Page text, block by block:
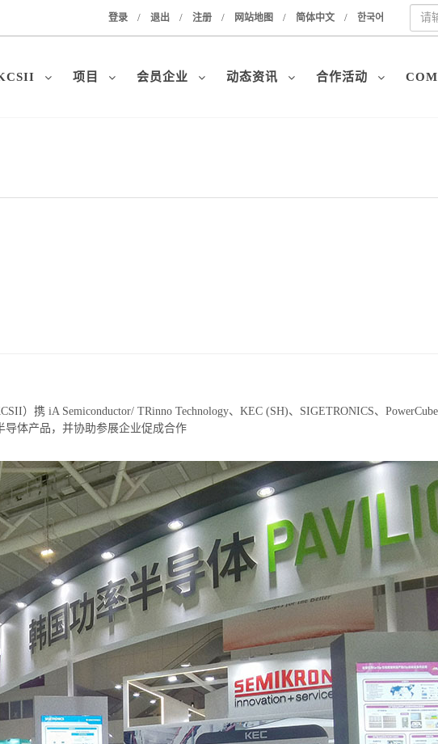
登录 / 退出 / 注册 / 网站地图 / 简体中文 / 한국어
项目 会员企业 动态资讯 合作活动
携 iA Semiconductor/ TRinno Technology、KEC (SH)、SIGETRONICS、
导体产品，并协助参展企业促成合作